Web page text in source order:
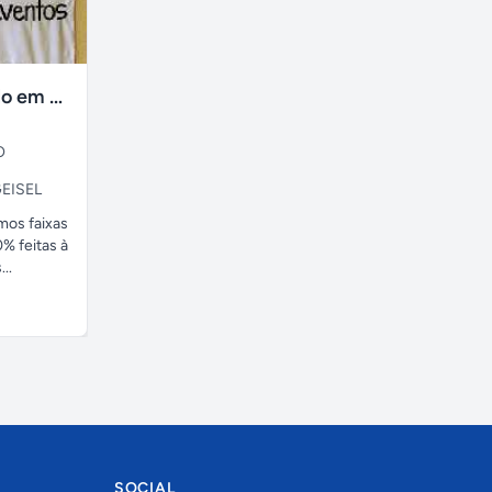
faixas no tecido em ate 24H
faixas
feitas à
SOCIAL